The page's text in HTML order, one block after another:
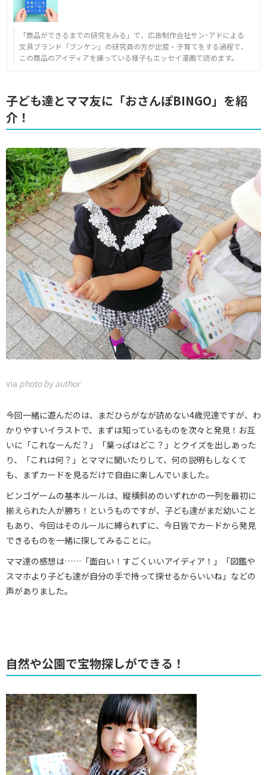
「商品ができるまでの研究をみる」で、広告制作会社サン･アドによる
文具ブランド「ブンケン」の研究員の方が出産・子育てをする過程で、
この商品のアイディアを練っている様子もエッセイ漫画で読めます。
子ども達とママ友に「おさんぽBINGO」を紹
介！
via photo by author
今回一緒に遊んだのは、まだひらがなが読めない4歳児達ですが、わ
かりやすいイラストで、まずは知っているものを次々と発見！お互
いに「これなーんだ？」「葉っぱはどこ？」とクイズを出しあった
り、「これは何？」とママに聞いたりして、何の説明もしなくて
も、まずカードを見るだけで自由に楽しんでいました。
ビンゴゲームの基本ルールは、縦横斜めのいずれかの一列を最初に
揃えられた人が勝ち！というものですが、子ども達がまだ幼いこと
もあり、今回はそのルールに縛られずに、今日皆でカードから発見
できるものを一緒に探してみることに。
ママ達の感想は……「面白い！すごくいいアイディア！」「図鑑や
スマホより子ども達が自分の手で持って探せるからいいね」などの
声がありました。
自然や公園で宝物探しができる！